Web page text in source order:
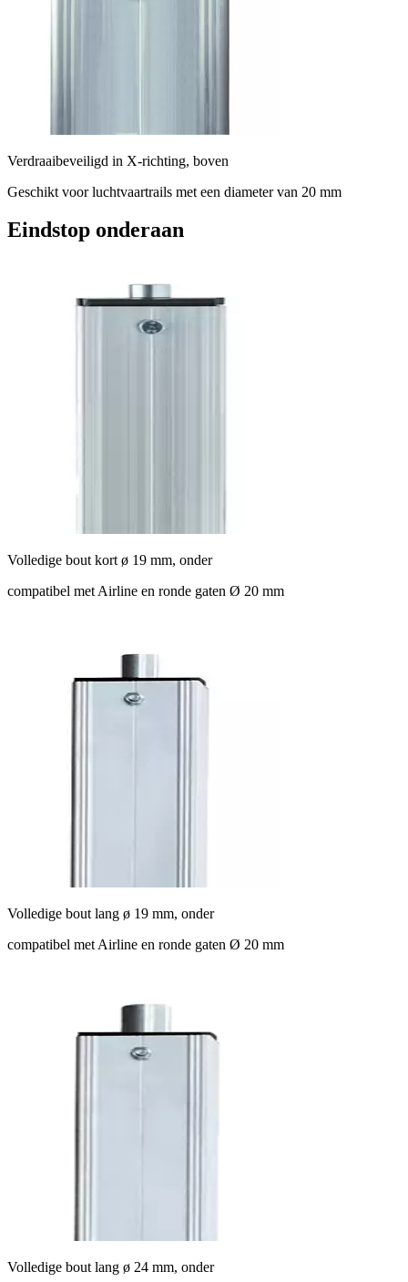
Verdraaibeveiligd in X-richting, boven
Geschikt voor luchtvaartrails met een diameter van 20 mm
Eindstop onderaan
Volledige bout kort ø 19 mm, onder
compatibel met Airline en ronde gaten Ø 20 mm
Volledige bout lang ø 19 mm, onder
compatibel met Airline en ronde gaten Ø 20 mm
Volledige bout lang ø 24 mm, onder